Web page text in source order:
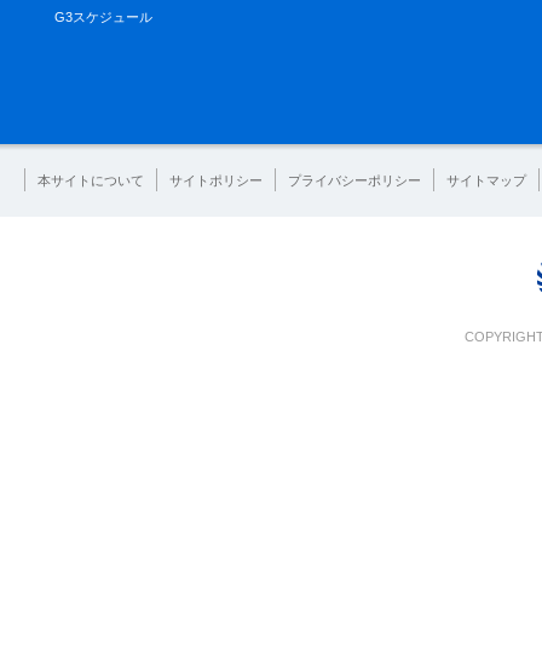
G3スケジュール
本サイトについて サイトポリシー プライバシーポリシー サイトマップ